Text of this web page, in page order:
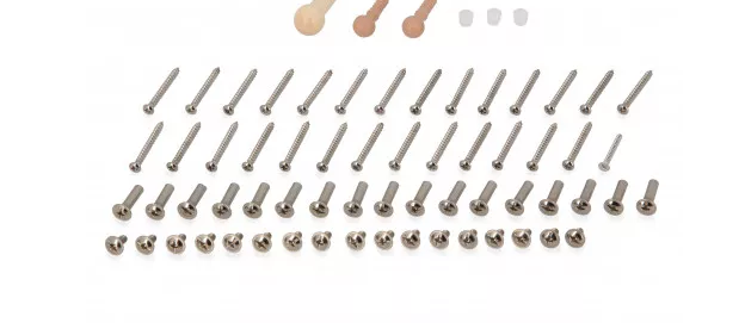
JOUETS D'ÉVEIL
JOUETS D'IMITATION
IMAGINATION
PLEIN AIR